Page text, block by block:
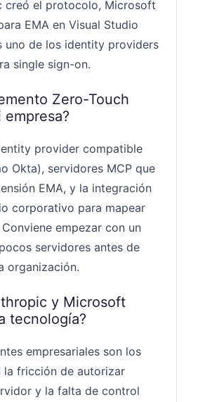
creó el protocolo, Microsoft
EMA en Visual Studio
uno de los identity providers
single sign-on.
Zero-Touch
empresa?
provider compatible
Okta), servidores MCP que
EMA, y la integración
corporativo para mapear
empezar con un
servidores antes de
organización.
y Microsoft
tecnología?
empresariales son los
la fricción de autorizar
y la falta de control